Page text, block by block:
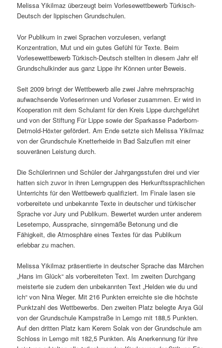
Melissa Yikilmaz überzeugt beim Vorlesewettbewerb Türkisch-
Deutsch der lippischen Grundschulen.
Vor Publikum in zwei Sprachen vorzulesen, verlangt
Konzentration, Mut und ein gutes Gefühl für Texte. Beim
Vorlesewettbewerb Türkisch-Deutsch stellten in diesem Jahr elf
Grundschulkinder aus ganz Lippe ihr Können unter Beweis.
Seit 2009 bringt der Wettbewerb alle zwei Jahre mehrsprachig
aufwachsende Vorleserinnen und Vorleser zusammen. Er wird in
Kooperation mit dem Schulamt für den Kreis Lippe durchgeführt
und von der Stiftung Für Lippe sowie der Sparkasse Paderborn-
Detmold-Höxter gefördert. Am Ende setzte sich Melissa Yikilmaz
von der Grundschule Knetterheide in Bad Salzuflen mit einer
souveränen Leistung durch.
Die Schülerinnen und Schüler der Jahrgangsstufen drei und vier
hatten sich zuvor in ihren Lerngruppen des Herkunftssprachlichen
Unterrichts für den Wettbewerb qualifiziert. Im Finale lasen sie
vorbereitete und unbekannte Texte in deutscher und türkischer
Sprache vor Jury und Publikum. Bewertet wurden unter anderem
Lesetempo, Aussprache, sinngemäße Betonung und die
Fähigkeit, die Atmosphäre eines Textes für das Publikum
erlebbar zu machen.
Melissa Yikilmaz präsentierte in deutscher Sprache das Märchen
„Hans im Glück“ als vorbereiteten Text. Im zweiten Durchgang
meisterte sie zudem den unbekannten Text „Helden wie du und
ich“ von Nina Weger. Mit 216 Punkten erreichte sie die höchste
Punktzahl des Wettbewerbs. Den zweiten Platz belegte Arya Gül
von der Grundschule Kampstraße in Lemgo mit 188,5 Punkten.
Auf den dritten Platz kam Kerem Solak von der Grundschule am
Schloss in Lemgo mit 182,5 Punkten. Als Anerkennung für ihre